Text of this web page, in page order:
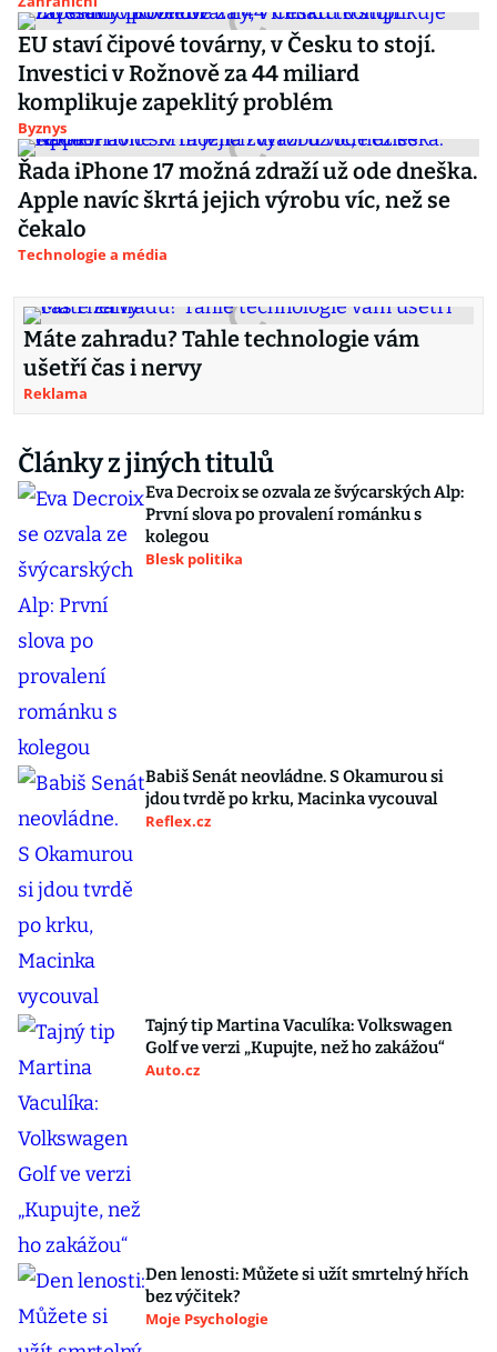
EU staví čipové továrny, v Česku to stojí.
Investici v Rožnově za 44 miliard
komplikuje zapeklitý problém
Byznys
Řada iPhone 17 možná zdraží už ode dneška.
Apple navíc škrtá jejich výrobu víc, než se
čekalo
Technologie a média
Máte zahradu? Tahle technologie vám
ušetří čas i nervy
Reklama
Články z jiných titulů
Eva Decroix se ozvala ze švýcarských Alp:
První slova po provalení románku s
kolegou
Blesk politika
Babiš Senát neovládne. S Okamurou si
jdou tvrdě po krku, Macinka vycouval
Reflex.cz
Tajný tip Martina Vaculíka: Volkswagen
Golf ve verzi „Kupujte, než ho zakážou“
Auto.cz
Den lenosti: Můžete si užít smrtelný hřích
bez výčitek?
Moje Psychologie